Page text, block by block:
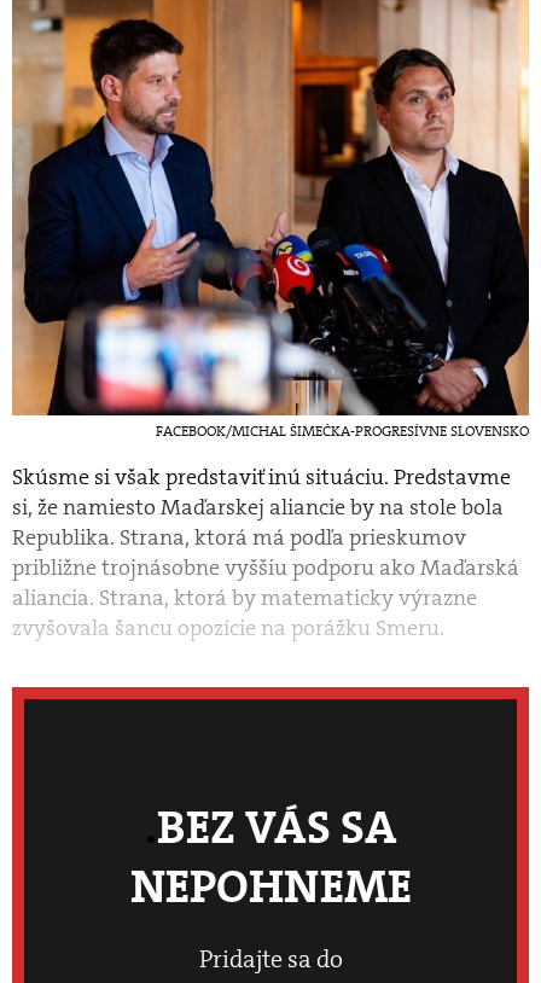
FACEBOOK/MICHAL ŠIMEČKA-PROGRESÍVNE SLOVENSKO
Skúsme si však predstaviť inú situáciu. Predstavme
si, že namiesto Maďarskej aliancie by na stole bola
Republika. Strana, ktorá má podľa prieskumov
približne trojnásobne vyššiu podporu ako Maďarská
aliancia. Strana, ktorá by matematicky výrazne
zvyšovala šancu opozície na porážku Smeru.
BEZ VÁS SA
NEPOHNEME
Pridajte sa do